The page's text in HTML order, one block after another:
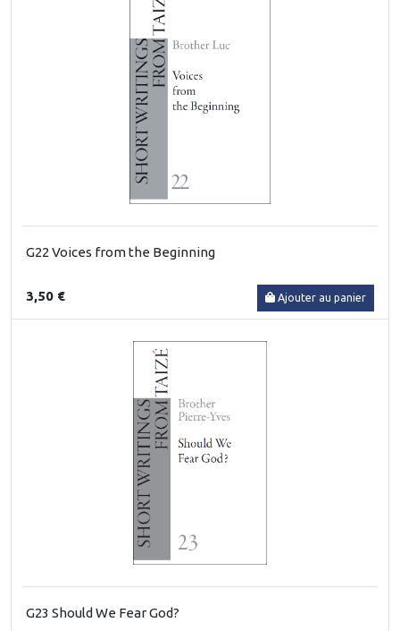
G22 Voices from the Beginning
3,50 € Ajouter au panier
G23 Should We Fear God?